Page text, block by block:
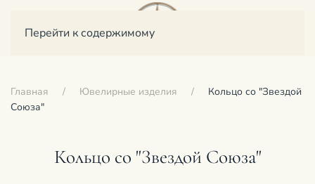
Перейти к содержимому
Главная Ювелирные изделия
Кольцо со "Звездой
Союза"
Кольцо со "Звездой Союза"